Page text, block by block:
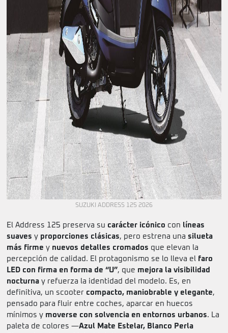
SUZUKI ADDRESS 125 2026
El Address 125 preserva su carácter icónico con líneas
suaves y proporciones clásicas, pero estrena una silueta
más firme y nuevos detalles cromados que elevan la
percepción de calidad. El protagonismo se lo lleva el faro
LED con firma en forma de “U”, que mejora la visibilidad
nocturna y refuerza la identidad del modelo. Es, en
definitiva, un scooter compacto, maniobrable y elegante,
pensado para fluir entre coches, aparcar en huecos
mínimos y moverse con solvencia en entornos urbanos. La
paleta de colores —Azul Mate Estelar, Blanco Perla